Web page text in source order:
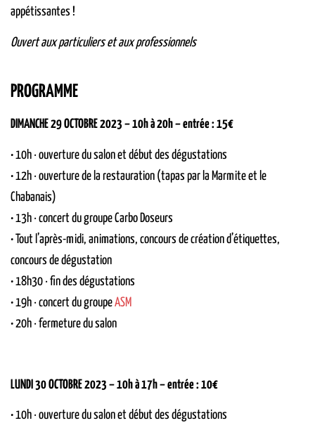
appétissantes !
Ouvert aux particuliers et aux professionnels
PROGRAMME
DIMANCHE 29 OCTOBRE 2023 – 10h à 20h – entrée : 15€
• 10h · ouverture du salon et début des dégustations
• 12h · ouverture de la restauration (tapas par la Marmite et le
Chabanais)
• 13h · concert du groupeCarbo Doseurs
• Tout l’après-midi, animations, concours de création d’étiquettes,
concours de dégustation
• 18h30 · fin des dégustations
• 19h · concert du groupeASM
• 20h · fermeture du salon
LUNDI 30 OCTOBRE 2023 – 10h à 17h – entrée : 10€
• 10h · ouverture du salon et début des dégustations